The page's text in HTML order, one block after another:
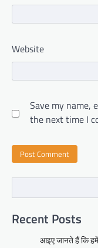
Website
Save my name,
the next time I
Recent Posts
आइए जानते हैं कि हमें